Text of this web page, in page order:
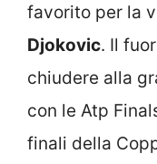
favorito per la
Djokovic. Il
chiudere alla
con le Atp
finali della